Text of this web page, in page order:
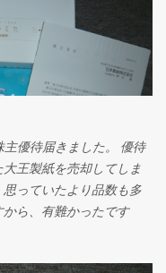
優待届きました。 優待
王製紙を売却してしま
っていたより品数も多
ら、有難かったです